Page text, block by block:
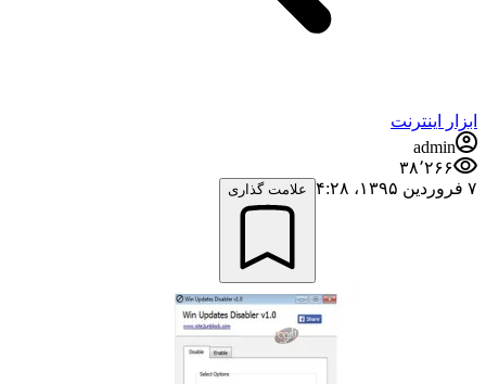
ابزار اینترنت
admin
۳۸٬۲۶۶
۷ فروردین ۱۳۹۵،‏ ۴:۲۸
علامت گذاری